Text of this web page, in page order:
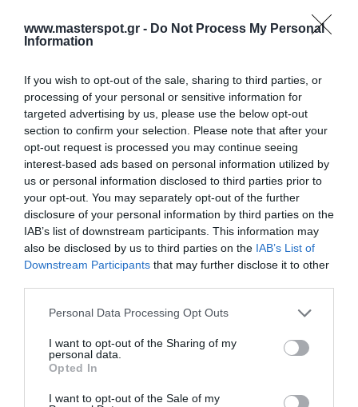
www.masterspot.gr - Do Not Process My Personal
Information
If you wish to opt-out of the sale, sharing to third parties, or
processing of your personal or sensitive information for
targeted advertising by us, please use the below opt-out
section to confirm your selection. Please note that after your
opt-out request is processed you may continue seeing
interest-based ads based on personal information utilized by
us or personal information disclosed to third parties prior to
your opt-out. You may separately opt-out of the further
disclosure of your personal information by third parties on the
IAB’s list of downstream participants. This information may
also be disclosed by us to third parties on the IAB’s List of
Downstream Participants that may further disclose it to other
Please note that this website/app uses one or more Google
not limited to your visit or usage behaviour. You may click to
grant or deny consent to Google and its third-party tags to
use your data for below specified purposes in below Google
consent section.
Personal Data Processing Opt Outs
I want to opt-out of the Sharing of my
personal data.
Opted In
I want to opt-out of the Sale of my
+ΚΑΛΆΘΙ
Share
ΠΕΡΙΓΡΑΦΗ
ΧΑΡΑΚΤΗΡΙΣΤΙΚΑ
μονάδα παραγωγής ισχύος ήχου που έχει σχεδιαστεί